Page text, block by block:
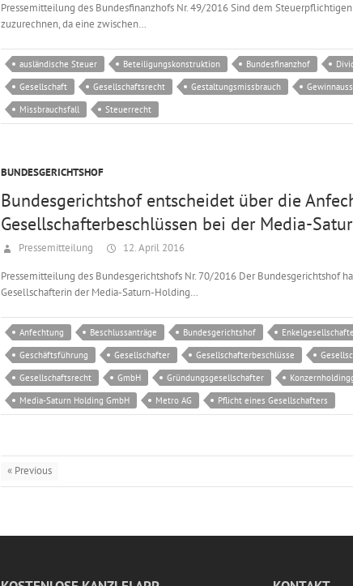
Pressemitteilung des Bundesfinanzhofs Nr. 49/2016 Sind dem
zuzurechnen, da eine zwischen…
ausländische Steuer Beteiligungskonstruktion Bundesfinanzhof
Gesellschaft
Gesellschaftsrecht Gestaltungsmissbrauch
Missbrauchsfall
Steuerrecht
BUNDESGERICHTSHOF
Bundesgerichtshof entscheidet über die
Gesellschafterbeschlüssen bei der Media-
Pressemitteilung 12. April 2016
Pressemitteilung des Bundesgerichtshofs Nr. 70/2016 Der Bundesgerichtshof
Gesellschafterin der Media-Saturn-Holding…
Anfechtung Beschlussanträge Bundesgerichtshof
Geschäftsführung
Gesellschafter Gesellschafterbeschlüsse
Gesellschaftsrecht
GmbH Gründungsgesellschafter
Media-Saturn Holding GmbH
Metro AG Pflicht eines Gesellschafters
« Previous